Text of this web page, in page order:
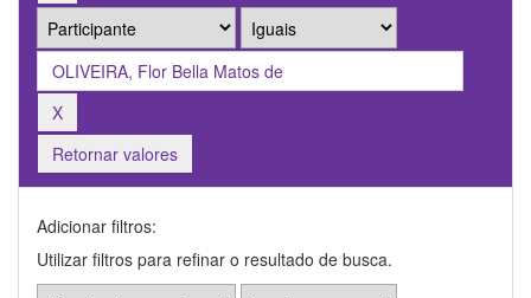
Retornar valores
Adicionar filtros:
Utilizar filtros para refinar o resultado de busca.